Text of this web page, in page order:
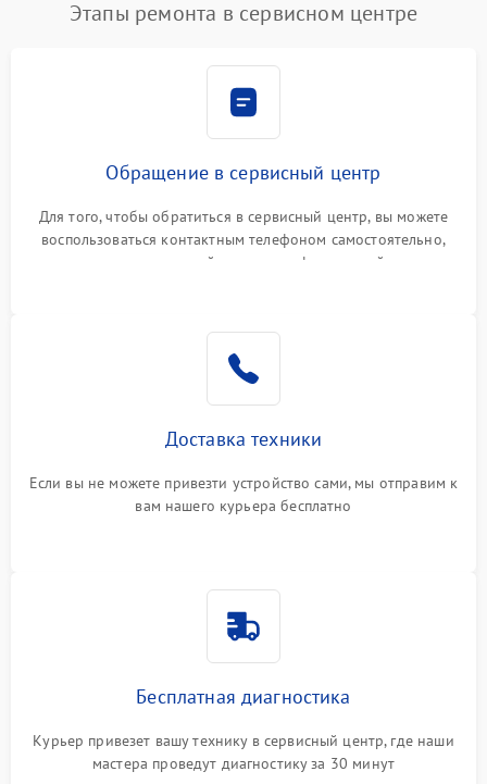
Этапы ремонта в сервисном центре
Обращение в сервисный центр
Для того, чтобы обратиться в сервисный центр, вы можете
воспользоваться контактным телефоном самостоятельно,
или оставить свой номер телефона на сайте
Доставка техники
Если вы не можете привезти устройство сами, мы отправим к
вам нашего курьера бесплатно
Бесплатная диагностика
Курьер привезет вашу технику в сервисный центр, где наши
мастера проведут диагностику за 30 минут